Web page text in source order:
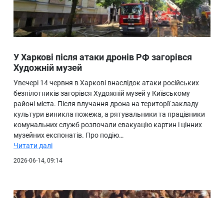
У Харкові після атаки дронів РФ загорівся
Художній музей
Увечері 14 червня в Харкові внаслідок атаки російських
безпілотників загорівся Художній музей у Київському
районі міста. Після влучання дрона на території закладу
культури виникла пожежа, а рятувальники та працівники
комунальних служб розпочали евакуацію картин і цінних
музейних експонатів. Про подію…
Читати далі
2026-06-14, 09:14